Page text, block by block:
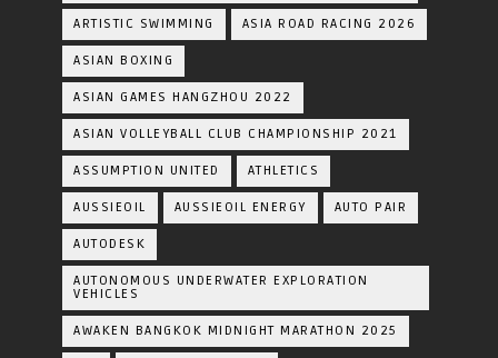
ARTISTIC SWIMMING ASIA ROAD RACING 2026
ASIAN BOXING
ASIAN GAMES HANGZHOU 2022
ASIAN VOLLEYBALL CLUB CHAMPIONSHIP 2021
ASSUMPTION UNITED ATHLETICS
AUSSIEOIL AUSSIEOIL ENERGY AUTO PAIR
AUTODESK
AUTONOMOUS UNDERWATER EXPLORATION
VEHICLES
AWAKEN BANGKOK MIDNIGHT MARATHON 2025